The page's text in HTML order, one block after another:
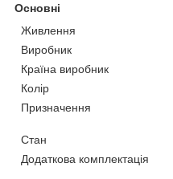
Основні
Живлення
Виробник
Країна виробник
Колір
Призначення
Стан
Додаткова комплектація